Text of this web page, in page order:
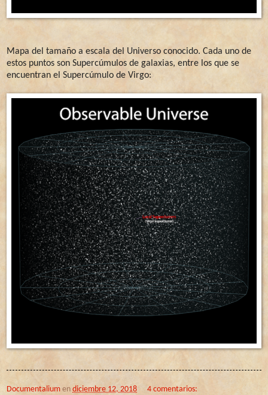
Mapa del tamaño a escala del Universo conocido. Cada uno de
estos puntos son Supercúmulos de galaxias, entre los que se
encuentran el Supercúmulo de Virgo:
Documentalium en diciembre 12, 2018 4 comentarios: